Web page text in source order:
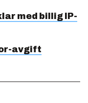
med billig IP-
avgift